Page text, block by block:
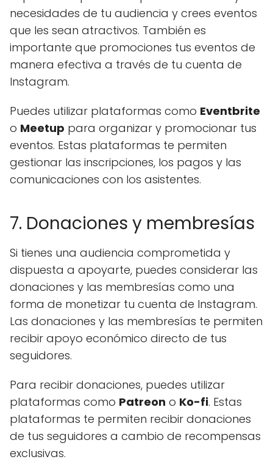
necesidades de tu audiencia y crees eventos
que les sean atractivos. También es
importante que promociones tus eventos de
manera efectiva a través de tu cuenta de
Instagram.
Puedes utilizar plataformas como Eventbrite
o Meetup para organizar y promocionar tus
eventos. Estas plataformas te permiten
gestionar las inscripciones, los pagos y las
comunicaciones con los asistentes.
7. Donaciones y membresías
Si tienes una audiencia comprometida y
dispuesta a apoyarte, puedes considerar las
donaciones y las membresías como una
forma de monetizar tu cuenta de Instagram.
Las donaciones y las membresías te permiten
recibir apoyo económico directo de tus
seguidores.
Para recibir donaciones, puedes utilizar
plataformas como Patreon o Ko-fi. Estas
plataformas te permiten recibir donaciones
de tus seguidores a cambio de recompensas
exclusivas.